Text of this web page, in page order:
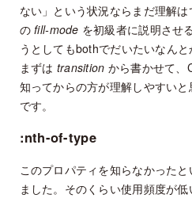
ない」という状況ならまだ理解
のfill-mode を初級者に説明させ
うとしてもbothでだいたいなんと
まずは transition から書かせて、
知ってからの方が理解しやすい
です。
:nth-of-type
このプロパティを知らなかった
ました。そのくらい使用頻度が低